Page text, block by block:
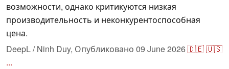
возможности, однако критикуются низкая
производительность и неконкурентоспособная
цена.
DeepL / Ninh Duy, Опубликовано 09 June 2026🇩🇪🇺🇸
...